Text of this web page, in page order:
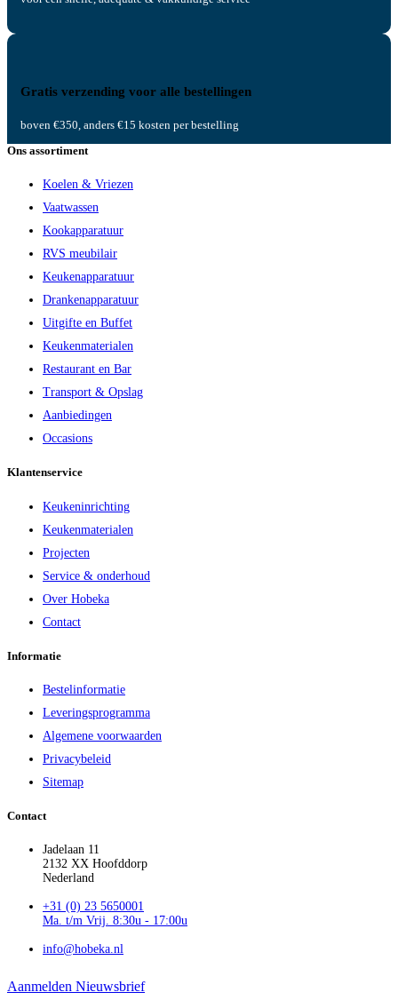
Gratis verzending voor alle bestellingen
boven €350, anders €15 kosten per bestelling
Ons assortiment
Koelen & Vriezen
Vaatwassen
Kookapparatuur
RVS meubilair
Keukenapparatuur
Drankenapparatuur
Uitgifte en Buffet
Keukenmaterialen
Restaurant en Bar
Transport & Opslag
Aanbiedingen
Occasions
Klantenservice
Keukeninrichting
Keukenmaterialen
Projecten
Service & onderhoud
Over Hobeka
Contact
Informatie
Bestelinformatie
Leveringsprogramma
Algemene voorwaarden
Privacybeleid
Sitemap
Contact
Jadelaan 11
2132 XX Hoofddorp
Nederland
+31 (0) 23 5650001
Ma. t/m Vrij. 8:30u - 17:00u
info@hobeka.nl
Aanmelden Nieuwsbrief